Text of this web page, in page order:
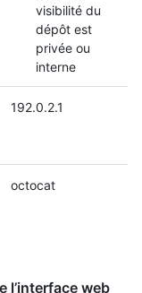
visibilité du
dépôt est
privée ou
interne
192.0.2.1
octocat
l’interface web